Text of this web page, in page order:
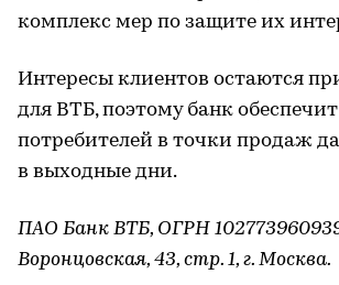
комплекс мер по защите их
Интересы клиентов остаются
для ВТБ, поэтому банк
потребителей в точки продаж
в выходные дни.
ПАО Банк ВТБ, ОГРН
Воронцовская, 43, стр. 1, г. Москва.